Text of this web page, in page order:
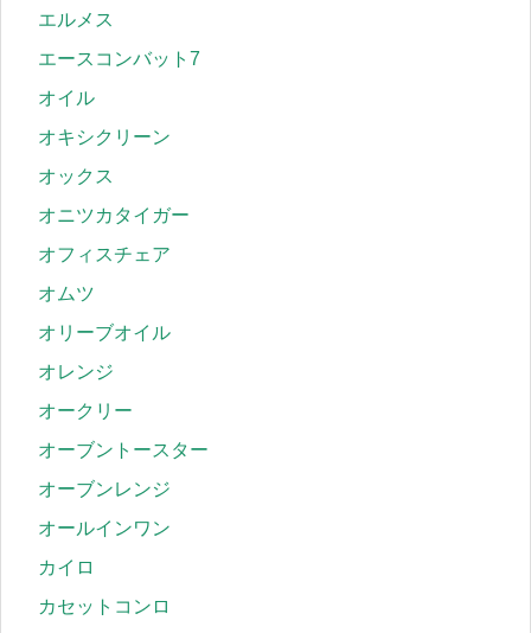
エルメス
エースコンバット7
オイル
オキシクリーン
オックス
オニツカタイガー
オフィスチェア
オムツ
オリーブオイル
オレンジ
オークリー
オーブントースター
オーブンレンジ
オールインワン
カイロ
カセットコンロ